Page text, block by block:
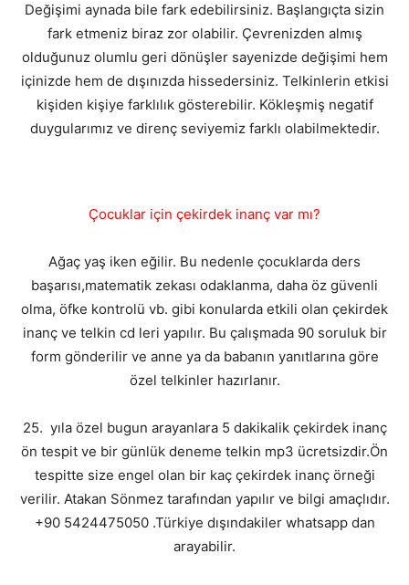
Değişimi aynada bile fark edebilirsiniz. Başlangıçta sizin
fark etmeniz biraz zor olabilir. Çevrenizden almış
olduğunuz olumlu geri dönüşler sayenizde değişimi hem
içinizde hem de dışınızda hissedersiniz. Telkinlerin etkisi
kişiden kişiye farklılık gösterebilir. Kökleşmiş negatif
duygularımız ve direnç seviyemiz farklı olabilmektedir.
Çocuklar için çekirdek inanç var mı?
Ağaç yaş iken eğilir. Bu nedenle çocuklarda ders
başarısı,matematik zekası odaklanma, daha öz güvenli
olma, öfke kontrolü vb. gibi konularda etkili olan çekirdek
inanç ve telkin cd leri yapılır. Bu çalışmada 90 soruluk bir
form gönderilir ve anne ya da babanın yanıtlarına göre
özel telkinler hazırlanır.
25. yıla özel bugun arayanlara 5 dakikalik çekirdek inanç
ön tespit ve bir günlük deneme telkin mp3 ücretsizdir.Ön
tespitte size engel olan bir kaç çekirdek inanç örneği
verilir. Atakan Sönmez tarafından yapılır ve bilgi amaçlıdır.
+90 5424475050 .Türkiye dışındakiler whatsapp dan
arayabilir.